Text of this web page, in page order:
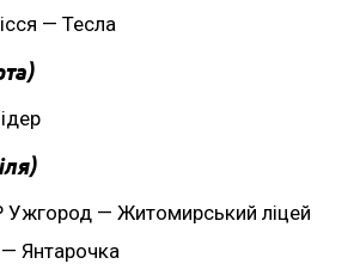
— Тесла
— Житомирський ліцей
Янтарочка